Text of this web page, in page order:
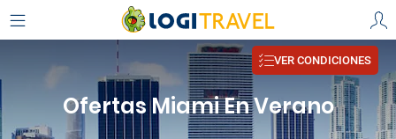
VER CONDICIONES
Ofertas Miami En Verano